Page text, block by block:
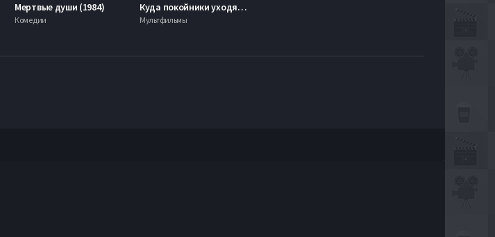
Мертвые души (1984)
Комедии
Куда покойники уходят умирать (2012)
Мультфильмы